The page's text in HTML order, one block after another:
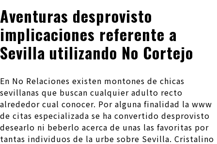
Aventuras desprovisto
implicaciones referente a
Sevilla utilizando No Cortejo
En No Relaciones existen montones de chicas
sevillanas que buscan cualquier adulto recto
alrededor cual conocer. Por alguna finalidad la www
de citas especializada se ha convertido desprovisto
desearlo ni beberlo acerca de unas las favoritas por
tantas individuos de la urbe sobre Sevilla. Cristalino